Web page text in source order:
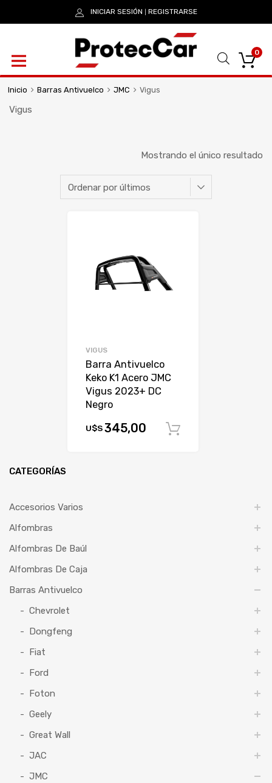
INICIAR SESIÓN REGISTRARSE
0
Inicio Barras Antivuelco JMC Vigus
Vigus
Mostrando el único resultado
VIGUS
Barra Antivuelco
Keko K1 Acero JMC
Vigus 2023+ DC
Negro
U$S345,00
CATEGORÍAS
Accesorios Varios
Alfombras
Alfombras De Baúl
Alfombras De Caja
Barras Antivuelco
Chevrolet
Dongfeng
Fiat
Ford
Foton
Geely
Great Wall
JAC
JMC